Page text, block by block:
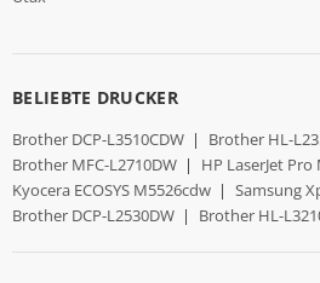
BELIEBTE DRUCKER
Brother DCP-L3510CDW | Brother HL-
Brother MFC-L2710DW | HP LaserJet Pro
Kyocera ECOSYS M5526cdw | Samsung
Brother DCP-L2530DW | Brother HL-